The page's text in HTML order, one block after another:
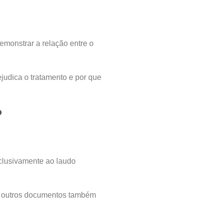
a relação entre o
o tratamento e por que
ao laudo
documentos também